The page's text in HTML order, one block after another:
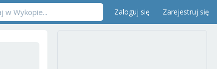
Zaloguj się Zarejestruj się